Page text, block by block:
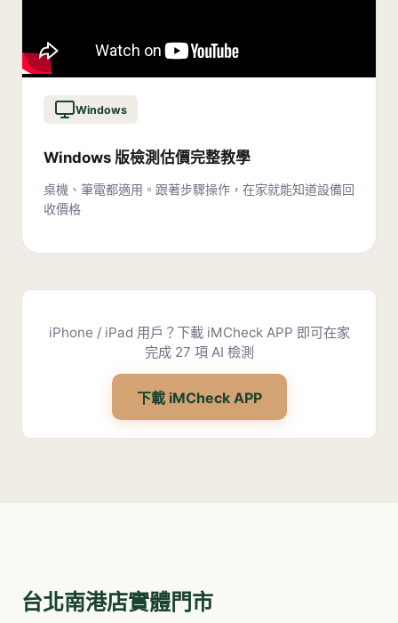
Windows
Windows 版檢測估價完整教學
桌機、筆電都適用。跟著步驟操作，在家就能知道設備回
收價格
iPhone / iPad 用戶？下載 iMCheck APP 即可在家
完成 27 項 AI 檢測
下載 iMCheck APP
台北南港店實體門市